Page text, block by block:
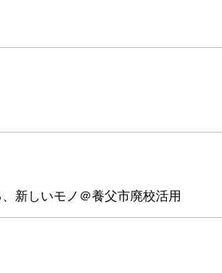
新しいモノ＠養父市廃校活用